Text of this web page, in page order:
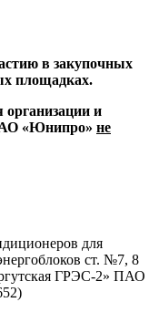
в закупочных
площадках.
и
«Юнипро» не
для
ст. №7, 8
ГРЭС-2» ПАО